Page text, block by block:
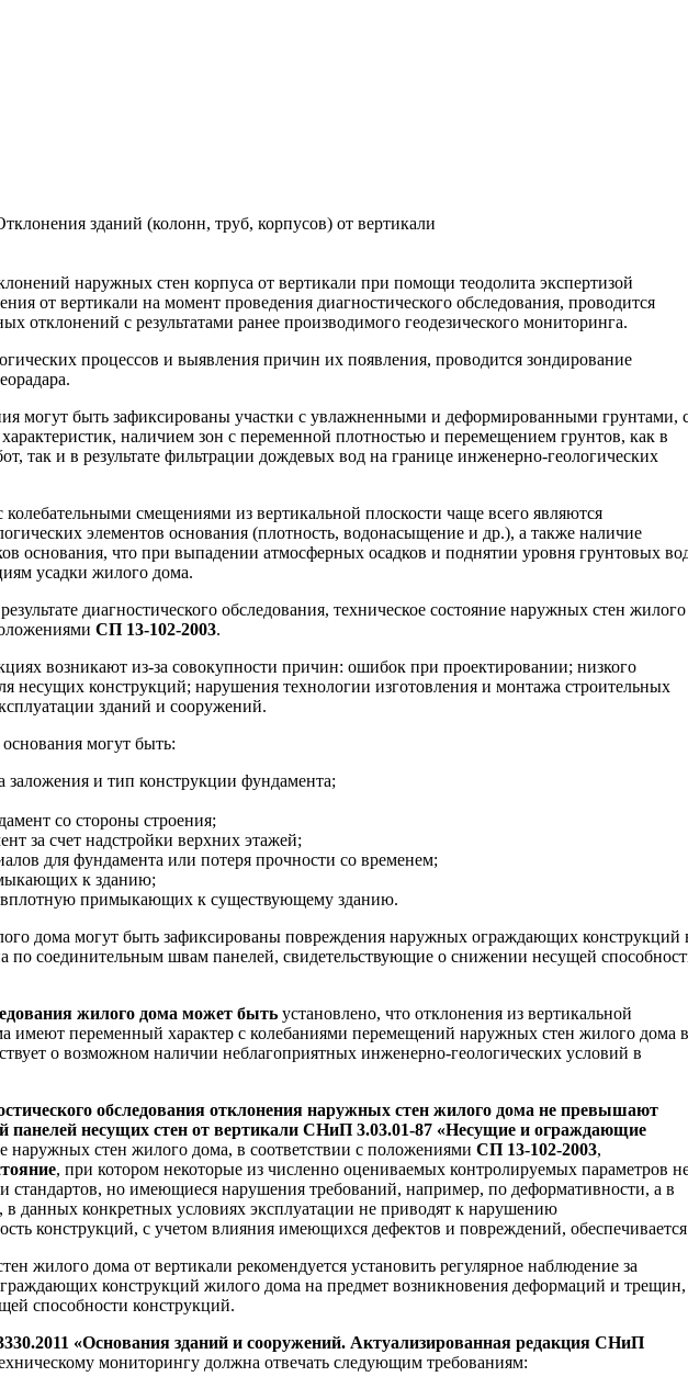
наружных стен корпуса от вертикали при помощи теодолита экспертизой
от вертикали на момент проведения диагностического обследования, проводится
отклонений с результатами ранее производимого геодезического мониторинга.
процессов и выявления причин их появления, проводится зондирование
могут быть зафиксированы участки с увлажненными и деформированными грунтами,
наличием зон с переменной плотностью и перемещением грунтов, как в
так и в результате фильтрации дождевых вод на границе инженерно-геологических
смещениями из вертикальной плоскости чаще всего являются
элементов основания (плотность, водонасыщение и др.), а также наличие
основания, что при выпадении атмосферных осадков и поднятии уровня грунтовых
усадки жилого дома.
диагностического обследования, техническое состояние наружных стен жилого
СП 13-102-2003.
возникают из-за совокупности причин: ошибок при проектировании; низкого
несущих конструкций; нарушения технологии изготовления и монтажа строительных
зданий и сооружений.
могут быть:
заложения и тип конструкции фундамента;
со стороны строения;
за счет надстройки верхних этажей;
для фундамента или потеря прочности со временем;
к зданию;
вплотную примыкающих к существующему зданию.
дома могут быть зафиксированы повреждения наружных ограждающих конструкций
по соединительным швам панелей, свидетельствующие о снижении несущей
жилого дома может быть установлено, что отклонения из вертикальной
имеют переменный характер с колебаниями перемещений наружных стен жилого дома в
о возможном наличии неблагоприятных инженерно-геологических условий в
обследования отклонения наружных стен жилого дома не превышают
панелей несущих стен от вертикали СНиП 3.03.01-87 «Несущие и ограждающие
наружных стен жилого дома, в соответствии с положениями СП 13-102-2003,
, при котором некоторые из численно оцениваемых контролируемых параметров
стандартов, но имеющиеся нарушения требований, например, по деформативности, а в
в данных конкретных условиях эксплуатации не приводят к нарушению
конструкций, с учетом влияния имеющихся дефектов и повреждений,
жилого дома от вертикали рекомендуется установить регулярное наблюдение за
конструкций жилого дома на предмет возникновения деформаций и трещин,
способности конструкций.
«Основания зданий и сооружений. Актуализированная редакция СНиП
мониторингу должна отвечать следующим требованиям: